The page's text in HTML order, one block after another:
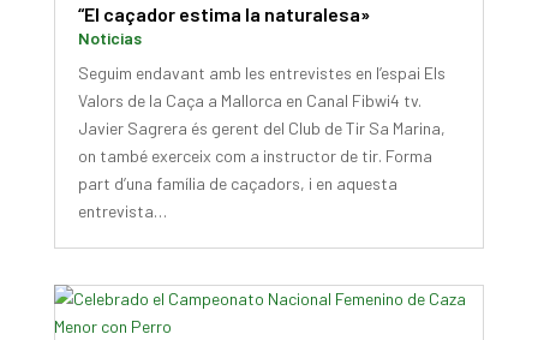
“El caçador estima la naturalesa»
Noticias
Seguim endavant amb les entrevistes en l’espai Els
Valors de la Caça a Mallorca en Canal Fibwi4 tv.
Javier Sagrera és gerent del Club de Tir Sa Marina,
on també exerceix com a instructor de tir. Forma
part d’una família de caçadors, i en aquesta
entrevista…